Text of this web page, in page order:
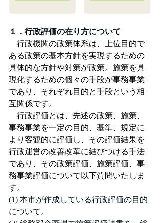
１．行政評価の在り方について
行政機関の政策体系は、上位目的で
ある政策の基本方針を実現するための
具体的な方針や対策が政策。施策を具
現化するための個々の手段が事務事業
であり、それぞれ目的と手段という相
互関係です。
行政評価とは、先述の政策、施策、
事務事業を一定の目的、基準、規定に
より客観的に評価し、その評価結果を
行政運営の改善改革に結びつける手法
であり、その政策評価、施策評価、事
務事業評価について以下質問いたしま
す。
(1) 本市が作成している行政評価の目的
について。